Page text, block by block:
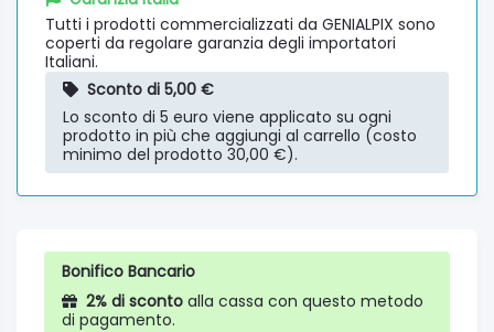
Tutti i prodotti commercializzati da GENIALPIX sono
coperti da regolare garanzia degli importatori
Italiani.
Sconto di 5,00 €
Lo sconto di 5 euro viene applicato su ogni
prodotto in più che aggiungi al carrello (costo
minimo del prodotto 30,00 €).
Bonifico Bancario
2% di sconto alla cassa con questo metodo
di pagamento.